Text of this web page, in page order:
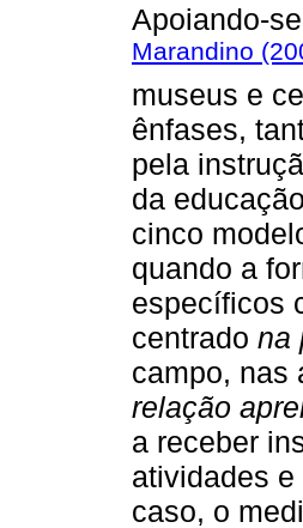
Apoiando-
Marandino
museus e
ênfases,
pela
da
cinco
quando a
específicos
centrado na
campo, nas
relação
a receber
atividades
caso, o